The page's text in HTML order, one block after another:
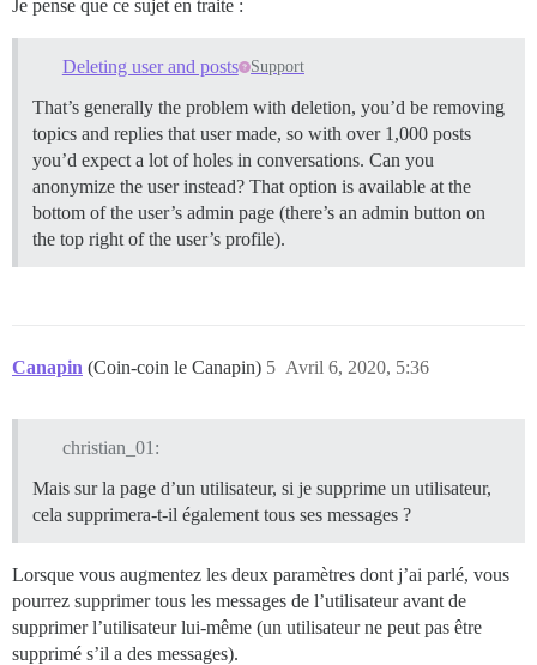
Je pense que ce sujet en traite :
Deleting user and posts Support
That’s generally the problem with deletion, you’d be removing
topics and replies that user made, so with over 1,000 posts
you’d expect a lot of holes in conversations. Can you
anonymize the user instead? That option is available at the
bottom of the user’s admin page (there’s an admin button on
the top right of the user’s profile).
Canapin (Coin-coin le Canapin) Avril 6, 2020, 5:36
5
christian_01:
Mais sur la page d’un utilisateur, si je supprime un utilisateur,
cela supprimera-t-il également tous ses messages ?
Lorsque vous augmentez les deux paramètres dont j’ai parlé, vous
pourrez supprimer tous les messages de l’utilisateur avant de
supprimer l’utilisateur lui-même (un utilisateur ne peut pas être
supprimé s’il a des messages).